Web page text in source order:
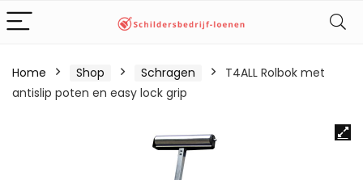
Home Shop Schragen
T4ALL Rolbok met
antislip poten en easy lock grip